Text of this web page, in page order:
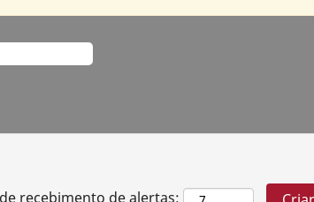
recebimento de alertas: